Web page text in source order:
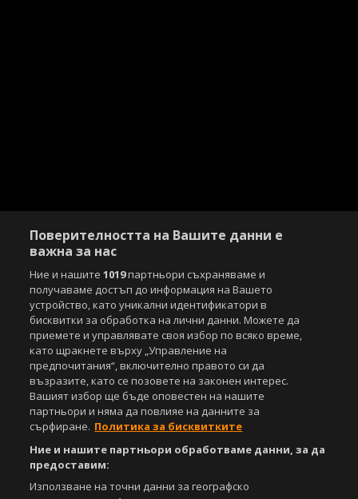
Поверителността на Вашите данни е
важна за нас
Ние и нашите1019партньори съхраняваме и
получаваме достъп до информация на Вашето
устройство, като уникални идентификатори в
бисквитки за обработка на лични данни. Можете да
приемете и управлявате своя избор по всяко време,
като щракнете върху „Управление на
предпочитания“, включително правото си да
възразите, като се позовете на законен интерес.
Вашият избор ще бъде оповестен на нашите
партньори и няма да повлияе на данните за
сърфиране. Политика за бисквитките
Ние и нашите партньори обработваме данни, за да
предоставим:
Използване на точни данни за географско